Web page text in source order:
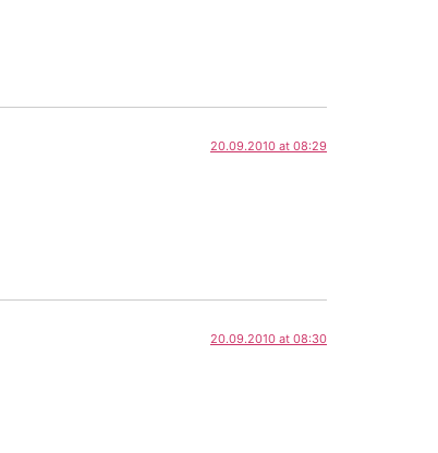
20.09.2010 at 08:29
20.09.2010 at 08:30